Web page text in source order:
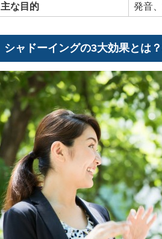
主な目的
発音
シャドーイングの3大効果とは